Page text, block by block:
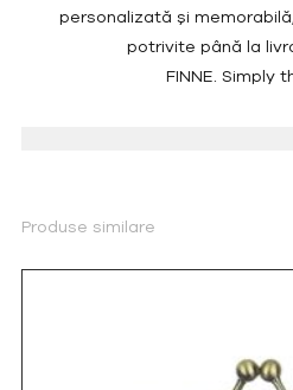
personalizată și
potrivite până la
FINNE. Simply
Produse similare